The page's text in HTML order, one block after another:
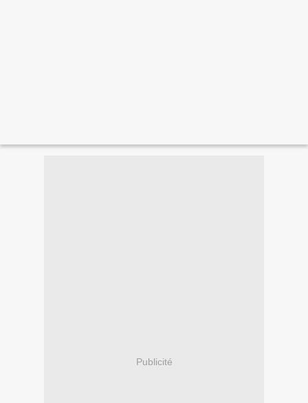
Publicité